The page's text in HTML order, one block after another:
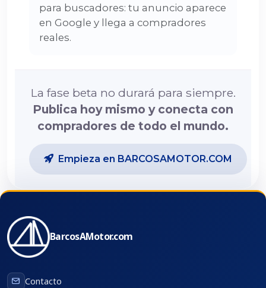
para buscadores: tu anuncio aparece
en Google y llega a compradores
reales.
La fase beta no durará para siempre.
Publica hoy mismo y conecta con
compradores de todo el mundo.
Empieza en BARCOSAMOTOR.COM
BarcosAMotor.com
Contacto